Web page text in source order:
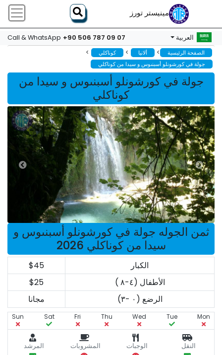
مينيستر تورز
العربية Call & WhatsApp +90 506 787 09 07
الصفحة الرئيسية > ألانيا > كوناكلي >
جولة في كورشونلو أسبنىوس و سيدا من كوناكلي
جولة في كورشونلو أسبنىوس و سيدا من
كوناكلي
ثمن الجوله جولة في كورشونلو أسبنىوس و
سيدا من كوناكلي 2026
الكبار
$45
الأطفال (٤-٨ )
$25
الرضع (٠ -٣)
مجانا
Mon
Tue
Wed
Thu
Fri
Sat
Sun
النقل الوجبات المشروبات المرشد